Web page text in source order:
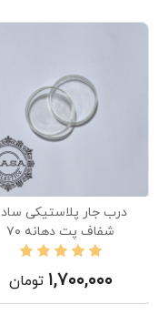
درب جار پلاستیکی
شفاف پت دهانه ۷۰
۱,۷۰۰,۰۰۰ تومان